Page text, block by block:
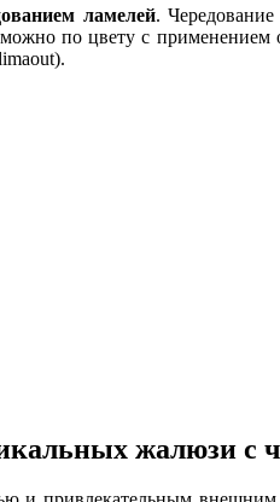
ламелей.
по цвету с
жалюзи с